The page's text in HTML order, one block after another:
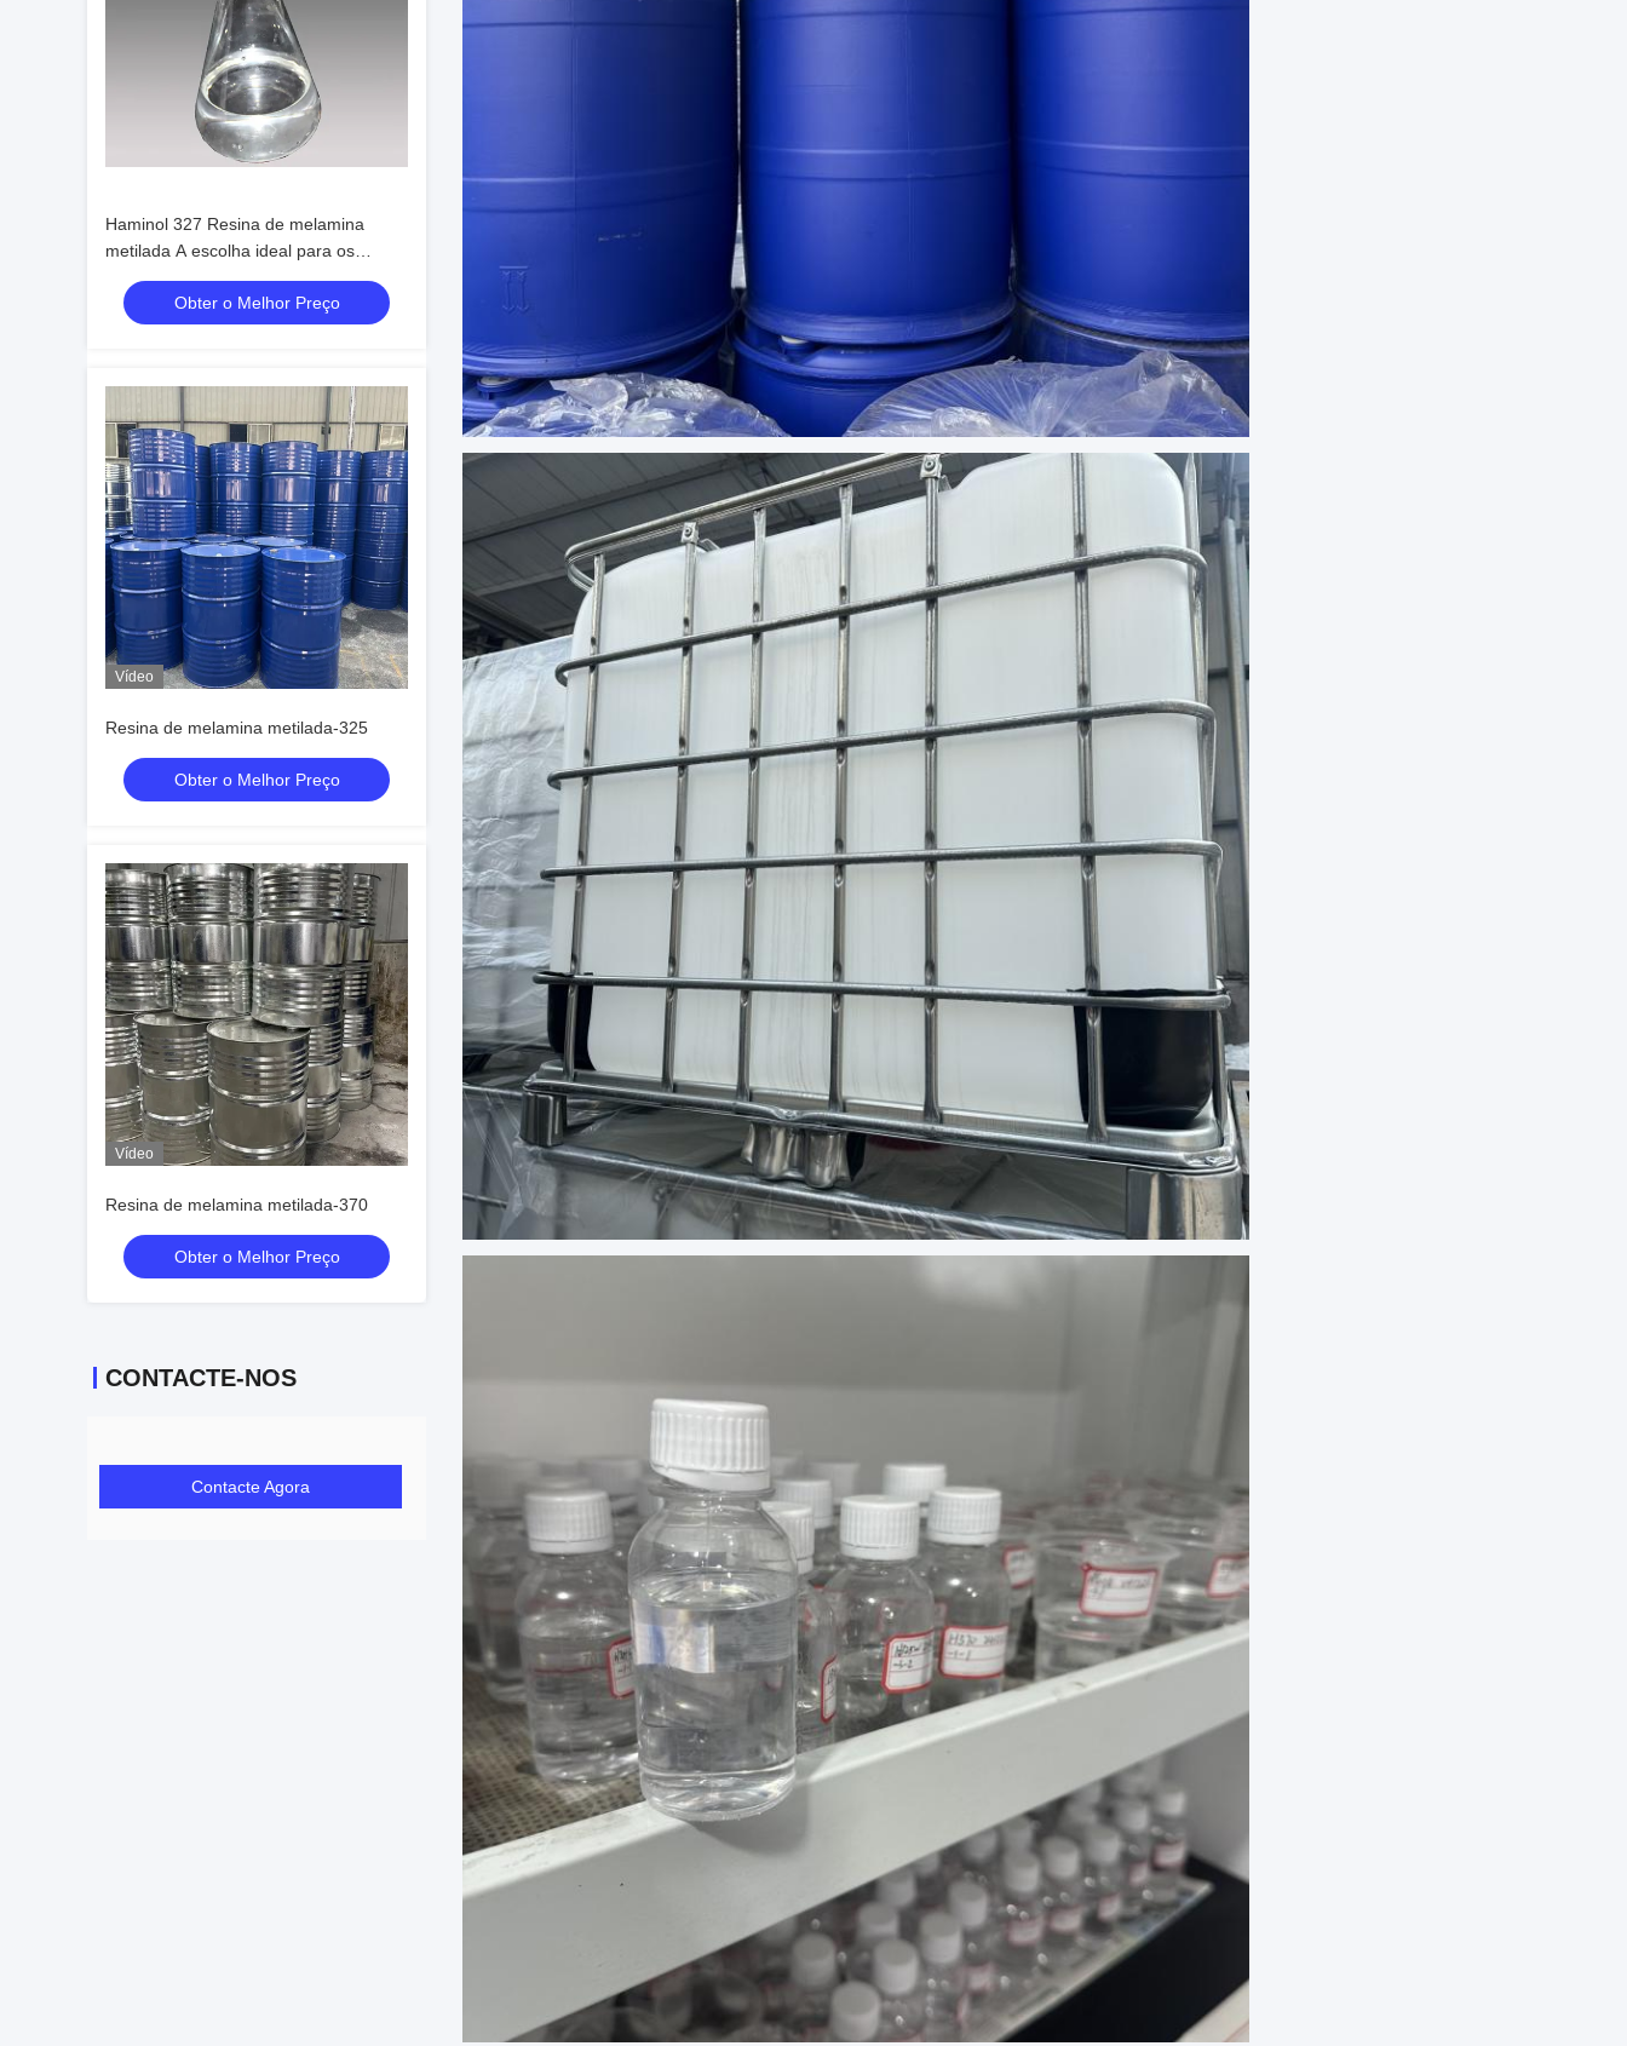
Haminol 327 Resina de melamina
metilada A escolha ideal para os
fabricantes de revestimentos
Obter o Melhor Preço
Vídeo
Resina de melamina metilada-325
Obter o Melhor Preço
Vídeo
Resina de melamina metilada-370
Obter o Melhor Preço
CONTACTE-NOS
Contacte Agora